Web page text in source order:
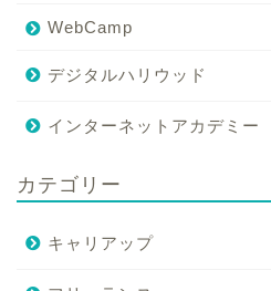
WebCamp
デジタルハリウッド
インターネットアカデミー
カテゴリー
キャリアップ